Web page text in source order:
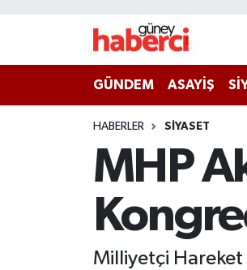
GÜNDEM ASAYİŞ
HABERLER SİYASET
MHP
Milliyetçi Hareket
Haber Arşivi